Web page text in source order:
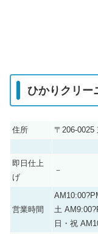
ひかりクリー
住所 〒206-0025
即日仕上
げ
－
営業時間
土
日・祝